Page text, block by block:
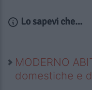
Lo sapevi che...
MODERNO
domestiche e